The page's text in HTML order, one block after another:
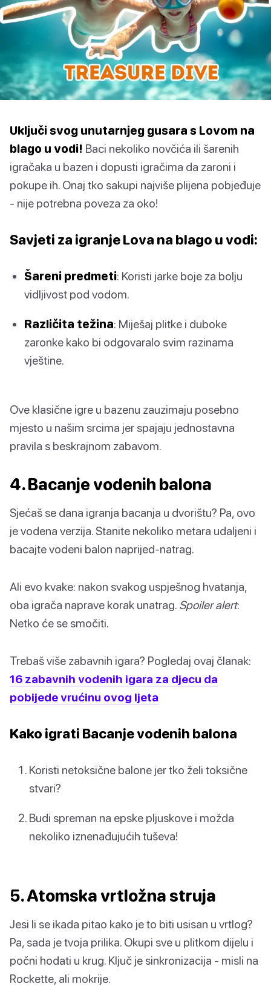
Uključi svog unutarnjeg gusara s Lovom na
blago u vodi! Baci nekoliko novčića ili šarenih
igračaka u bazen i dopusti igračima da zaroni i
pokupe ih. Onaj tko sakupi najviše plijena pobjeđuje
- nije potrebna poveza za oko!
Savjeti za igranje Lova na blago u vodi:
Šareni predmeti: Koristi jarke boje za bolju
vidljivost pod vodom.
Različita težina: Miješaj plitke i duboke
zaronke kako bi odgovaralo svim razinama
vještine.
Ove klasične igre u bazenu zauzimaju posebno
mjesto u našim srcima jer spajaju jednostavna
pravila s beskrajnom zabavom.
4. Bacanje vodenih balona
Sjećaš se dana igranja bacanja u dvorištu? Pa, ovo
je vodena verzija. Stanite nekoliko metara udaljeni i
bacajte vodeni balon naprijed-natrag.
Ali evo kvake: nakon svakog uspješnog hvatanja,
oba igrača naprave korak unatrag. Spoiler alert:
Netko će se smočiti.
Trebaš više zabavnih igara? Pogledaj ovaj članak:
16 zabavnih vodenih igara za djecu da
pobijede vrućinu ovog ljeta
Kako igrati Bacanje vodenih balona
Koristi netoksične balone jer tko želi toksične
stvari?
Budi spreman na epske pljuskove i možda
nekoliko iznenađujućih tuševa!
5. Atomska vrtložna struja
Jesi li se ikada pitao kako je to biti usisan u vrtlog?
Pa, sada je tvoja prilika. Okupi sve u plitkom dijelu i
počni hodati u krug. Ključ je sinkronizacija - misli na
Rockette, ali mokrije.